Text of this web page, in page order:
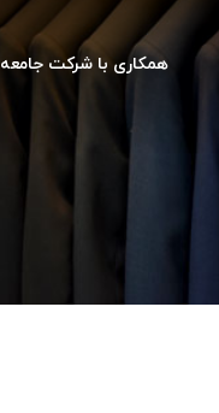
همکاری با شرکت جامعه